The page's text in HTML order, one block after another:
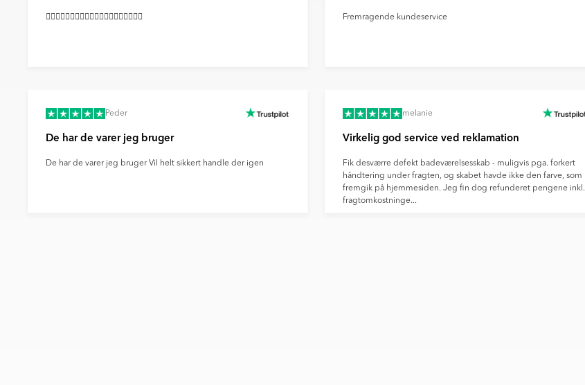
👍🏼👍🏼👍🏼👍🏼👍🏼👍🏼👍🏼👍🏼👍🏼👍🏼 Fremragende kundeservice
Peder
De har de varer jeg bruger
De har de varer jeg bruger Vil helt sikkert handle der igen
melanie
Virkelig god service ved reklamation
Fik desværre defekt badeværelsesskab - muligvis pga. forkert
håndtering under fragten, og skabet havde ikke den farve, som
fremgik på hjemmesiden. Jeg fin dog refunderet pengene inkl.
fragtomkostninge...